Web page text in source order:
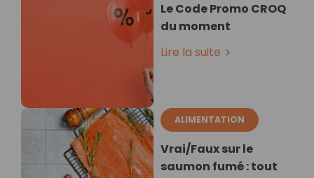
Le Code Promo CROQ
du moment
Lire la suite
ALIMENTATION
Vrai/Faux sur le
saumon fumé : tout